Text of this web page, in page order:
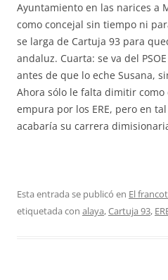
Ayuntamiento en las narices a
como concejal sin tiempo ni
se larga de Cartuja 93 para
andaluz. Cuarta: se va del
antes de que lo eche Susana,
Ahora sólo le falta dimitir
empura por los ERE, pero en
acabaría su carrera
Esta entrada se publicó en El
etiquetada con alaya,Cartuja 93,